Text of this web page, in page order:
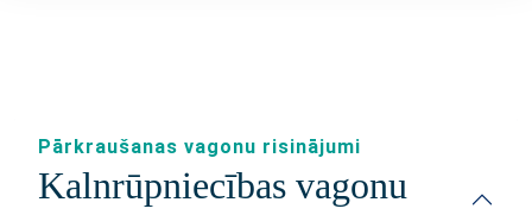
Pārkraušanas vagonu risinājumi
Kalnrūpniecības vagonu